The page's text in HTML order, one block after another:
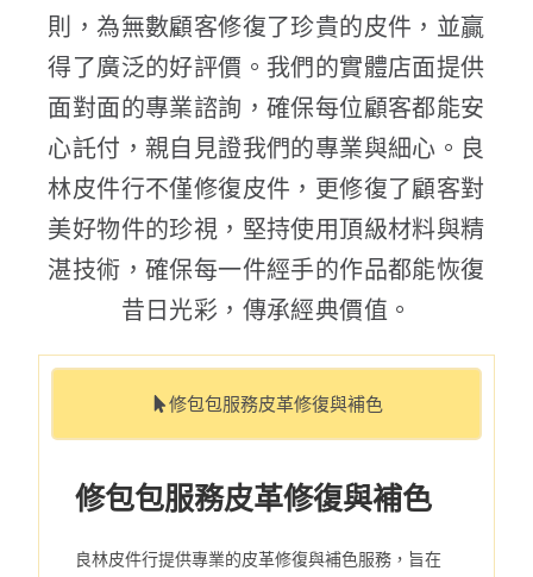
則，為無數顧客修復了珍貴的皮件，並贏
得了廣泛的好評價。我們的實體店面提供
面對面的專業諮詢，確保每位顧客都能安
心託付，親自見證我們的專業與細心。良
林皮件行不僅修復皮件，更修復了顧客對
美好物件的珍視，堅持使用頂級材料與精
湛技術，確保每一件經手的作品都能恢復
昔日光彩，傳承經典價值。
修包包服務皮革修復與補色
修包包服務皮革修復與補色
良林皮件行提供專業的皮革修復與補色服務，旨在